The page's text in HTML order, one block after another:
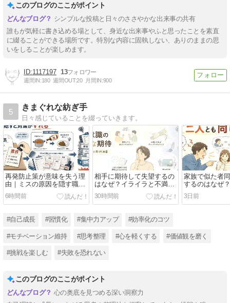
このブログのここがポイント
シンプルな投稿と日々のささやかな出来事の共有
誰もが気軽に書き込める場として、身近な出来事やふと思ったことを素直
に綴ることができる場所です。特別な内容に固執しない、ありのままの思
いをしることが楽しめます。
1117197 13
週間IN:180 週間OUT:20 月間IN:900
5
きまぐれな紡ぎ手
日々感じていることを綴っていきます。
再発防止策が意味を失う理
由｜ミスの原因を隠す職場
で真面目な人が疲れる
6時間前
相手に期待して失望するの
はなぜ？イライラと不満を
減らす「期待・お願い・約
束」の分け方
30時間前
家族で似た者
するのはなぜ
「最後の一言
3日前
#自己成長 #習慣化 #集中力アップ #効率化のコツ
#モチベーション維持 #思考整理 #心を軽くする #価値観を磨く
#挑戦を楽しむ #失敗を恐れない
このブログのここがポイント
心の奥底を見つめる深い洞察力